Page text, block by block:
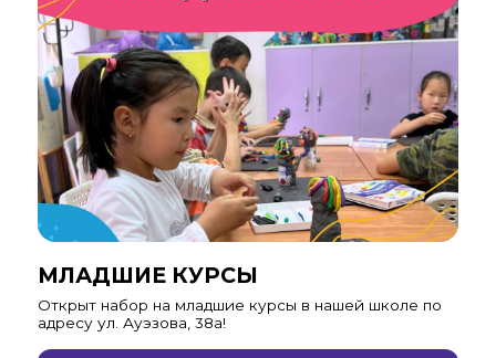
МЛАДШИЕ КУРСЫ
Открыт набор на младшие курсы в нашей школе по
адресу ул. Ауэзова, 38а!